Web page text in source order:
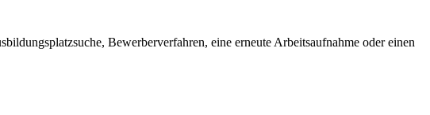
Bewerberverfahren, eine erneute Arbeitsaufnahme oder einen